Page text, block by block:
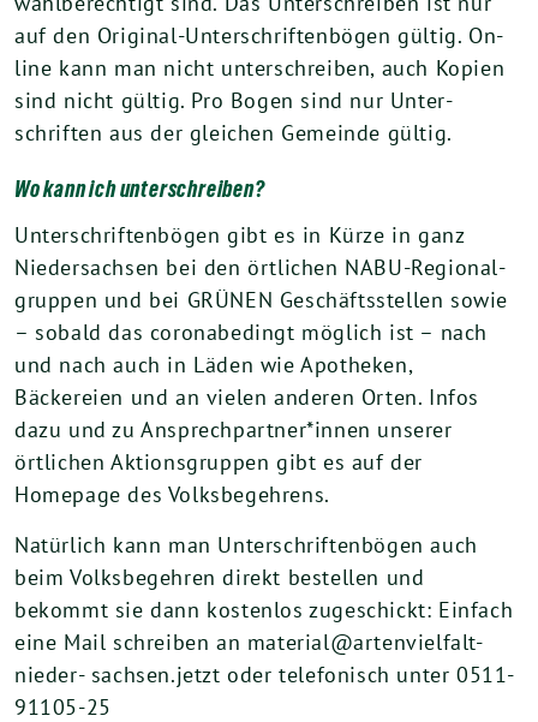
auf den Original-Unterschriftenbögen gültig. On-
line kann man nicht unterschreiben, auch Kopien
sind nicht gültig. Pro Bogen sind nur Unter-
schriften aus der gleichen Gemeinde gültig.
Wo kann ich unterschreiben?
Unterschriftenbögen gibt es in Kürze in ganz
Niedersachsen bei den örtlichen NABU-Regional-
gruppen und bei GRÜNEN Geschäftsstellen sowie
– sobald das coronabedingt möglich ist – nach
und nach auch in Läden wie Apotheken,
Bäckereien und an vielen anderen Orten. Infos
dazu und zu Ansprechpartner*innen unserer
örtlichen Aktionsgruppen gibt es auf der
Homepage des Volksbegehrens.
Natürlich kann man Unterschriftenbögen auch
beim Volksbegehren direkt bestellen und
bekommt sie dann kostenlos zugeschickt: Einfach
eine Mail schreiben an material@artenvielfalt-
nieder- sachsen.jetzt oder telefonisch unter 0511-
91105-25